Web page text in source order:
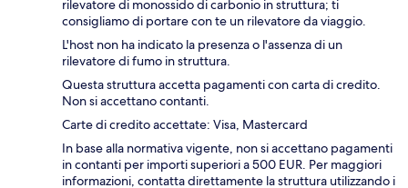
rilevatore di monossido di carbonio in struttura; ti
consigliamo di portare con te un rilevatore da viaggio.
L'host non ha indicato la presenza o l'assenza di un
rilevatore di fumo in struttura.
Questa struttura accetta pagamenti con carta di credito.
Non si accettano contanti.
Carte di credito accettate: Visa, Mastercard
In base alla normativa vigente, non si accettano pagamenti
in contanti per importi superiori a 500 EUR. Per maggiori
informazioni, contatta direttamente la struttura utilizzando i